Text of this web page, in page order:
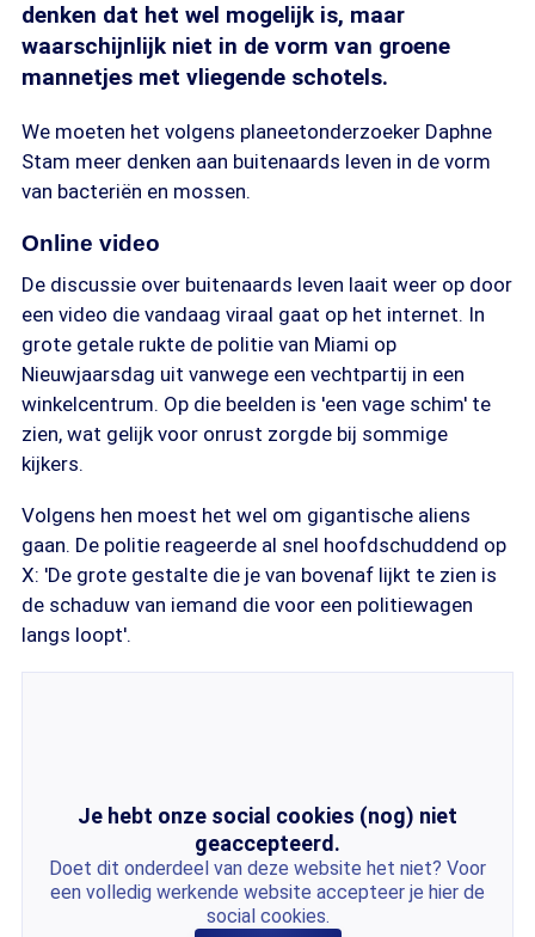
denken dat het wel mogelijk is, maar
waarschijnlijk niet in de vorm van groene
mannetjes met vliegende schotels.
We moeten het volgens planeetonderzoeker Daphne
Stam meer denken aan buitenaards leven in de vorm
van bacteriën en mossen.
Online video
De discussie over buitenaards leven laait weer op door
een video die vandaag viraal gaat op het internet. In
grote getale rukte de politie van Miami op
Nieuwjaarsdag uit vanwege een vechtpartij in een
winkelcentrum. Op die beelden is 'een vage schim' te
zien, wat gelijk voor onrust zorgde bij sommige
kijkers.
Volgens hen moest het wel om gigantische aliens
gaan. De politie reageerde al snel hoofdschuddend op
X: 'De grote gestalte die je van bovenaf lijkt te zien is
de schaduw van iemand die voor een politiewagen
langs loopt'.
Je hebt onze social cookies (nog) niet
geaccepteerd.
Doet dit onderdeel van deze website het niet? Voor
een volledig werkende website accepteer je hier de
social cookies.